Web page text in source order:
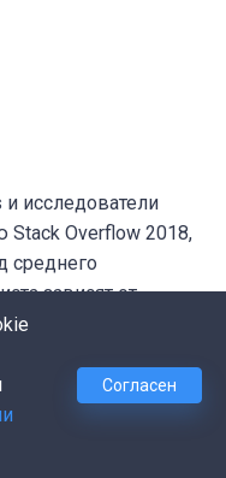
и исследователи
Stack Overflow 2018,
среднего
зависят от
данных
тогда как в
и
самых
Согласен